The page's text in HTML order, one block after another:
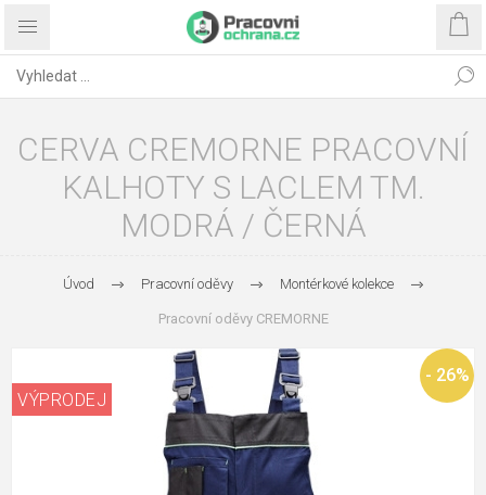
CERVA CREMORNE PRACOVNÍ
KALHOTY S LACLEM TM.
MODRÁ / ČERNÁ
Úvod Pracovní oděvy Montérkové kolekce
Pracovní oděvy CREMORNE
- 26%
VÝPRODEJ